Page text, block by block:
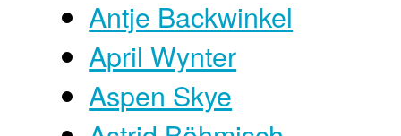
Antje Backwinkel
April Wynter
Aspen Skye